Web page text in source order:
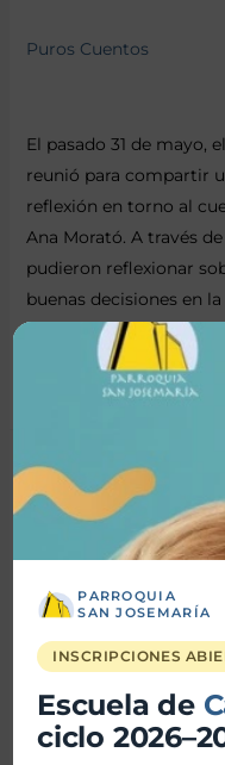
Puros Cuentos
El pasado 31 de mayo,
reunió para compartir
reflexión en torno al
Ana Morató. A través
pudieron reflexionar
buenas decisiones en
nuestras elecciones
Leer más »
PARROQUIA
SAN JOSEMARÍA
INSCRIPCIONES
Escuela de
ciclo